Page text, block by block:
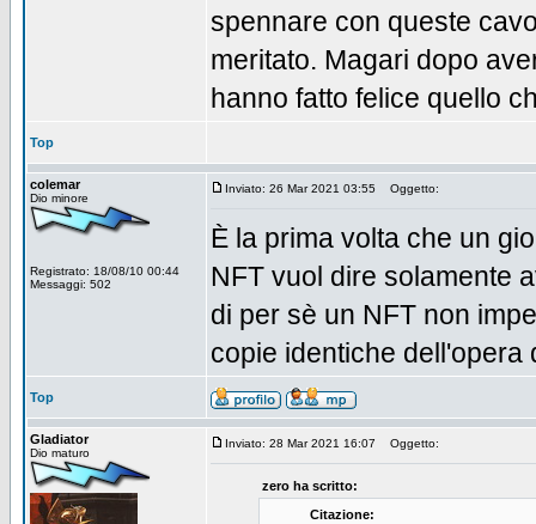
spennare con queste
meritato. Magari dopo
hanno fatto felice quello
Top
colemar
Dio minore
Registrato: 18/08/10 00:44
Messaggi: 502
Inviato: 26 Mar 2021 03:55 Oggetto:
È la prima volta che un
NFT vuol dire solamente
di per sè un NFT non
copie identiche dell'opera
Top
Gladiator
Dio maturo
Inviato: 28 Mar 2021 16:07 Oggetto:
zero ha scritto:
Citazione: